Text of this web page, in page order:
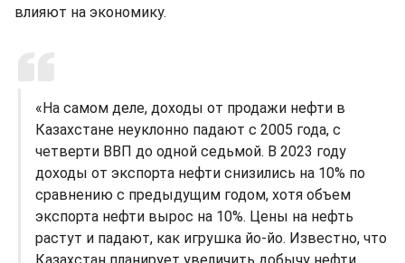
влияют на экономику.
«На самом деле, доходы от продажи нефти в
Казахстане неуклонно падают с 2005 года, с
четверти ВВП до одной седьмой. В 2023 году
доходы от экспорта нефти снизились на 10% по
сравнению с предыдущим годом, хотя объем
экспорта нефти вырос на 10%. Цены на нефть
растут и падают, как игрушка йо-йо. Известно, что